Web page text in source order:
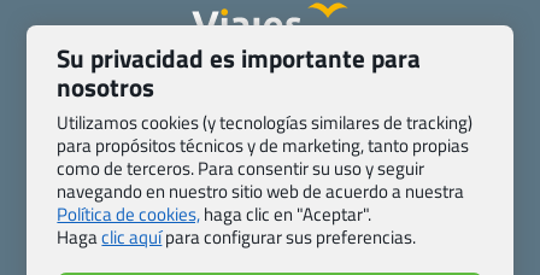
Quienes somos
Pasaporte, Visado, Salud y otras disposiciones específicas
Blog de Viajes.com
Registro de agencias
Preguntas frecuentes
Condiciones generales
Política de privacidad y cookies
Transparencia
Todas las páginas – sitemap
Su privacidad es importante para
nosotros
Utilizamos cookies (y tecnologías similares de tracking)
para propósitos técnicos y de marketing, tanto propias
como de terceros. Para consentir su uso y seguir
navegando en nuestro sitio web de acuerdo a nuestra
Política de cookies,haga clic en "Aceptar".
Hagaclic aquípara configurar sus preferencias.